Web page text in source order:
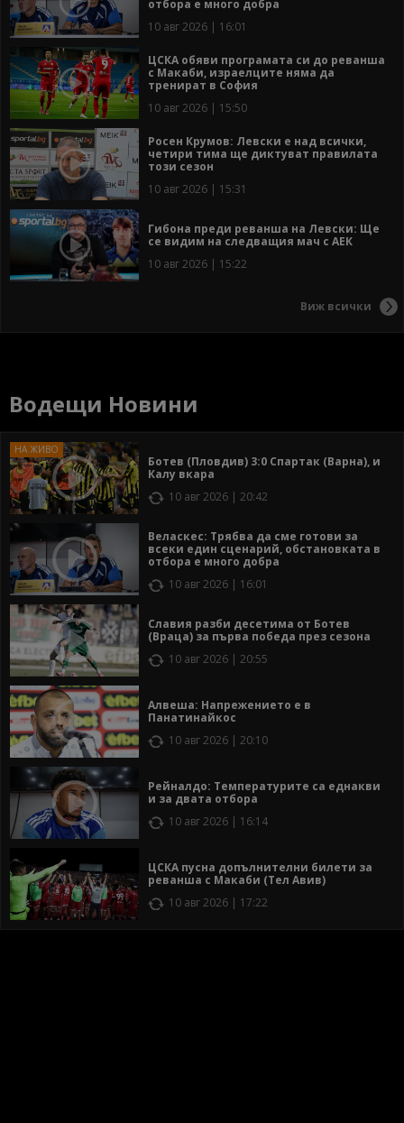
отбора е много добра
10 авг 2026 | 16:01
ЦСКА обяви програмата си до реванша
с Макаби, израелците няма да
тренират в София
10 авг 2026 | 15:50
Росен Крумов: Левски е над всички,
четири тима ще диктуват правилата
този сезон
10 авг 2026 | 15:31
Гибона преди реванша на Левски: Ще
се видим на следващия мач с АЕК
10 авг 2026 | 15:22
Виж всички
Водещи Новини
Ботев (Пловдив) 3:0 Спартак (Варна), и
Калу вкара
10 авг 2026 | 20:42
Веласкес: Трябва да сме готови за
всеки един сценарий, обстановката в
отбора е много добра
10 авг 2026 | 16:01
Славия разби десетима от Ботев
(Враца) за първа победа през сезона
10 авг 2026 | 20:55
Алвеша: Напрежението е в
Панатинайкос
10 авг 2026 | 20:10
Рейналдо: Температурите са еднакви
и за двата отбора
10 авг 2026 | 16:14
ЦСКА пусна допълнителни билети за
реванша с Макаби (Тел Авив)
10 авг 2026 | 17:22